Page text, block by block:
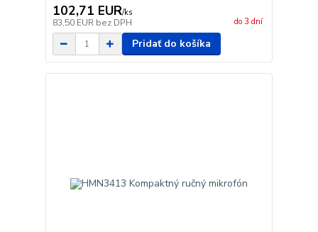
102,71 EUR/ks
83,50 EUR bez DPH do 3 dní
Pridať do košíka